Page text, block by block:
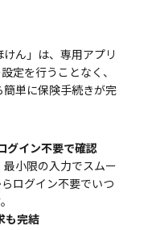
ん」は、専用アプリ
定を行うことなく、
単に保険手続きが完
グイン不要で確認
小限の入力でスムー
ログイン不要でいつ
も完結